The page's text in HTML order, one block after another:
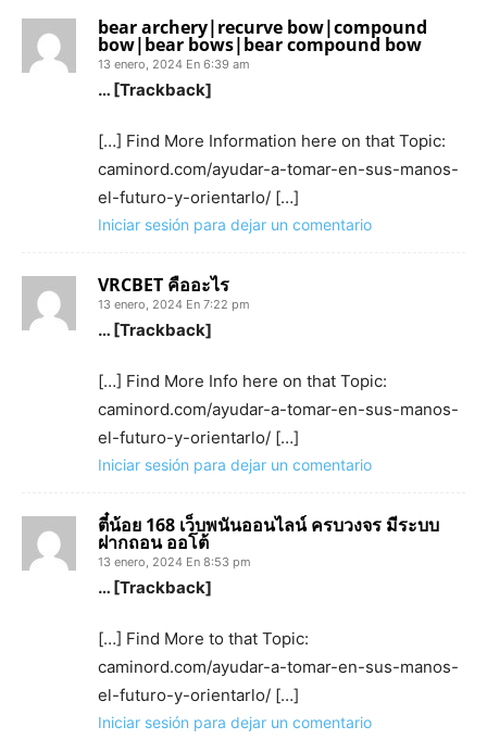
bear archery|recurve bow|compound
bow|bear bows|bear compound bow
13 enero, 2024 En 6:39 am
… [Trackback]
[…] Find More Information here on that Topic:
caminord.com/ayudar-a-tomar-en-sus-manos-
el-futuro-y-orientarlo/ […]
Iniciar sesión para dejar un comentario
VRCBET คืออะไร
13 enero, 2024 En 7:22 pm
… [Trackback]
[…] Find More Info here on that Topic:
caminord.com/ayudar-a-tomar-en-sus-manos-
el-futuro-y-orientarlo/ […]
Iniciar sesión para dejar un comentario
ตี๋น้อย 168 เว็บพนันออนไลน์ ครบวงจร มีระบบ
ฝากถอน ออโต้
13 enero, 2024 En 8:53 pm
… [Trackback]
[…] Find More to that Topic:
caminord.com/ayudar-a-tomar-en-sus-manos-
el-futuro-y-orientarlo/ […]
Iniciar sesión para dejar un comentario